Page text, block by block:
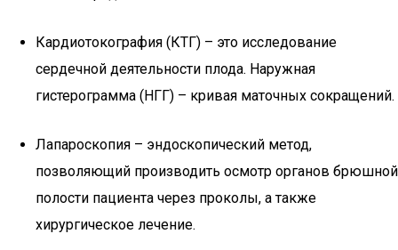
Кардиотокография (КТГ) – это исследование
сердечной деятельности плода. Наружная
гистерограмма (НГГ) – кривая маточных сокращений.
Лапароскопия – эндоскопический метод,
позволяющий производить осмотр органов брюшной
полости пациента через проколы, а также
хирургическое лечение.